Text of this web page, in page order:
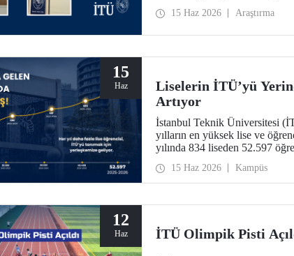
15 Haz 2026 Araştırma
15
Haz
Liselerin İTÜ’yü
Artıyor
İstanbul Teknik Üniversitesi
yılların en yüksek lise ve
yılında 834 liseden 52.597
15 Haz 2026 Kampüs
12
Haz İTÜ Olimpik Pisti